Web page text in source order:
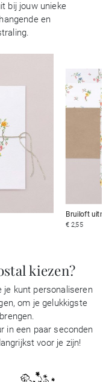
bij jouw unieke
en
Bruiloft
€ 2,55
kiezen?
je kunt personaliseren
om je gelukkigste
in een paar seconden
voor je zijn!